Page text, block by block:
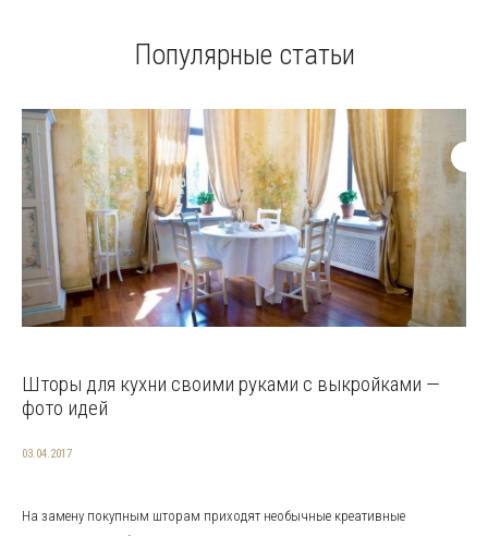
Популярные статьи
Шторы для кухни своими руками с выкройками —
фото идей
03.04.2017
На замену покупным шторам приходят необычные креативные